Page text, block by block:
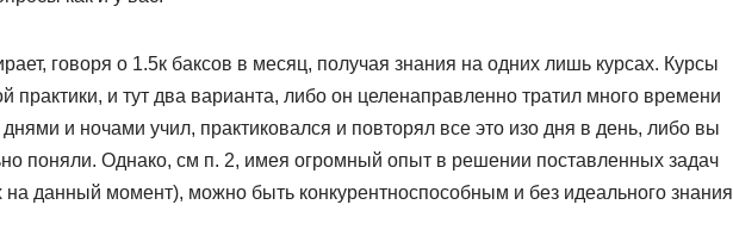
говоря о 1.5к баксов в месяц, получая знания на одних лишь курсах. Курсы
практики, и тут два варианта, либо он целенаправленно тратил много времени
и ночами учил, практиковался и повторял все это изо дня в день, либо вы
поняли. Однако, см п. 2, имея огромный опыт в решении поставленных задач
на данный момент), можно быть конкурентноспособным и без идеального знания